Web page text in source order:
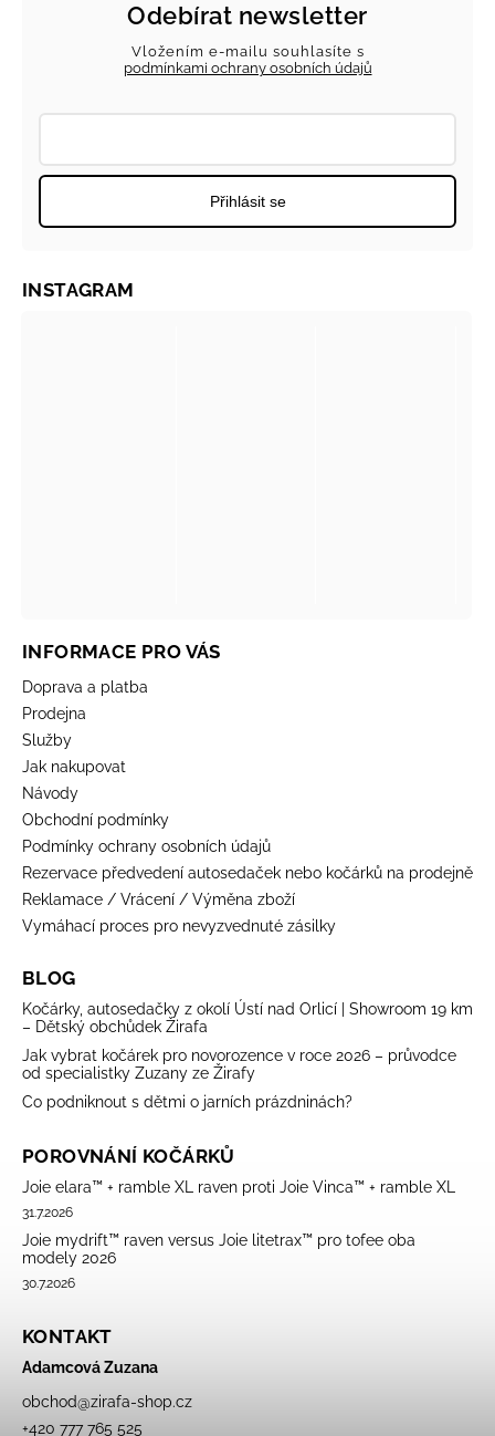
Odebírat newsletter
Vložením e-mailu souhlasíte s
podmínkami ochrany osobních údajů
Přihlásit se
INFORMACE PRO VÁS
Doprava a platba
Prodejna
Služby
Jak nakupovat
Návody
Obchodní podmínky
Podmínky ochrany osobních údajů
Rezervace předvedení autosedaček nebo kočárků na prodejně
Reklamace / Vrácení / Výměna zboží
Vymáhací proces pro nevyzvednuté zásilky
BLOG
Kočárky, autosedačky z okolí Ústí nad Orlicí | Showroom 19 km
– Dětský obchůdek Žirafa
Jak vybrat kočárek pro novorozence v roce 2026 – průvodce
od specialistky Zuzany ze Žirafy
Co podniknout s dětmi o jarních prázdninách?
POROVNÁNÍ KOČÁRKŮ
Joie elara™ + ramble XL raven proti Joie Vinca™ + ramble XL
31.7.2026
Joie mydrift™ raven versus Joie litetrax™ pro tofee oba
modely 2026
30.7.2026
KONTAKT
Adamcová Zuzana
obchod@zirafa-shop.cz
+420 777 765 525
INSTAGRAM